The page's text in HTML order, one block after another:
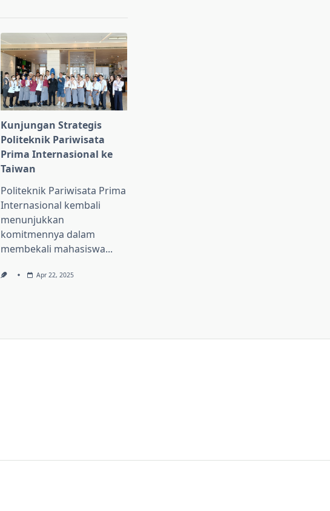
Kunjungan Strategis
Politeknik Pariwisata
Prima Internasional ke
Taiwan
Politeknik Pariwisata Prima
Internasional kembali
menunjukkan
komitmennya dalam
membekali mahasiswa...
Apr 22, 2025